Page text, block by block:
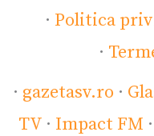
· Politica
·
· gazetasv.ro ·
TV · Impact FM ·